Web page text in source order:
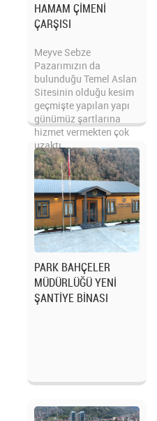
HAMAM ÇİMENİ
ÇARŞISI
Meyve Sebze
Pazarımızın da
bulunduğu Temel Aslan
Sitesinin olduğu kesim
geçmişte yapılan yapı
günümüz şartlarına
hizmet vermekten çok
uzaktı.
PARK BAHÇELER
MÜDÜRLÜĞÜ YENİ
ŞANTİYE BİNASI